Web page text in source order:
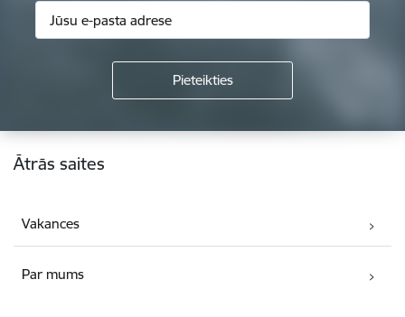
Kājene
Ātrās saites
Vakances
Par mums